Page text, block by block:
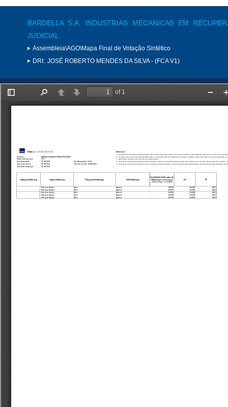
BARDELLA S.A. INDUSTRIAS MECANICAS EM
JUDICIAL
Assembleia\AGO\Mapa Final de Votação Sintético
DRI: JOSÉ ROBERTO MENDES DA SILVA - (FCA V1)